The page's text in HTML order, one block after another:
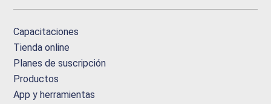
Capacitaciones
Tienda online
Planes de suscripción
Productos
App y herramientas